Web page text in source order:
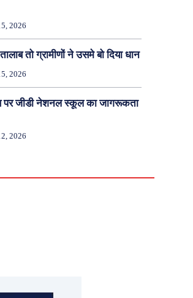
2026
तो ग्रामीणों ने उसमे बो दिया धान
2026
पर जीडी नेशनल स्कूल का जागरूकता
2026